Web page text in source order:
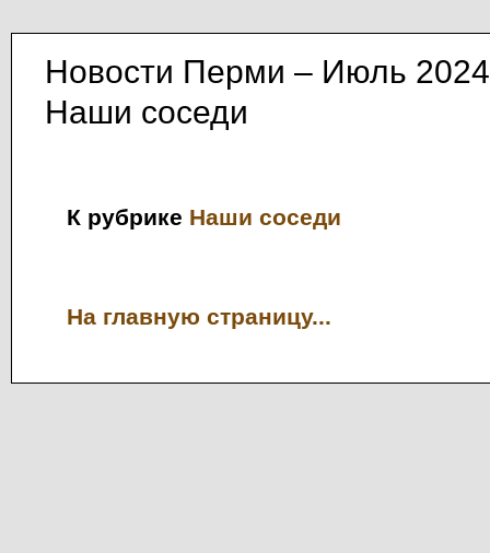
Новости Перми – Июль 2024
Наши соседи
К рубрике Наши соседи
На главную страницу...